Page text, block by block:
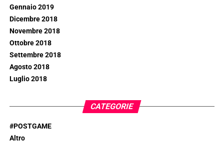
Gennaio 2019
Dicembre 2018
Novembre 2018
Ottobre 2018
Settembre 2018
Agosto 2018
Luglio 2018
CATEGORIE
#POSTGAME
Altro